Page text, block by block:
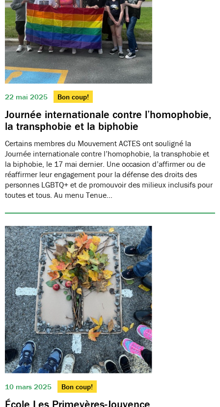
22 mai 2025 Bon coup!
Journée internationale contre l’homophobie,
la transphobie et la biphobie
Certains membres du Mouvement ACTES ont souligné la
Journée internationale contre l’homophobie, la transphobie et
la biphobie, le 17 mai dernier. Une occasion d’affirmer ou de
réaffirmer leur engagement pour la défense des droits des
personnes LGBTQ+ et de promouvoir des milieux inclusifs pour
toutes et tous. Au menu Tenue…
10 mars 2025 Bon coup!
École Les Primevères-Jouvence